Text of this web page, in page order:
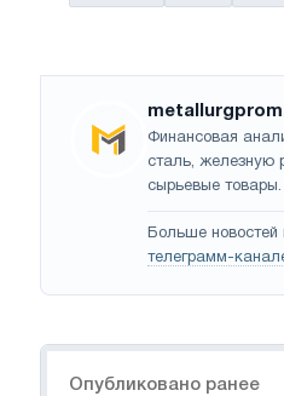
Финансовая
сталь, железную
сырьевые товары.
Больше новостей
телеграмм-
Опубликовано ранее